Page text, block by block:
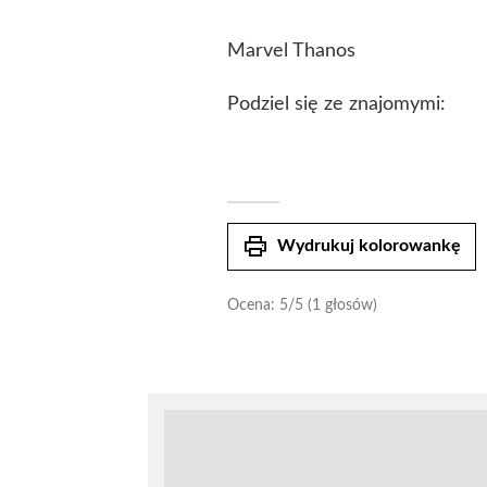
Marvel Thanos
Podziel się ze znajomymi:
print Wydrukuj kolorowankę
Ocena: 5/5 (1 głosów)